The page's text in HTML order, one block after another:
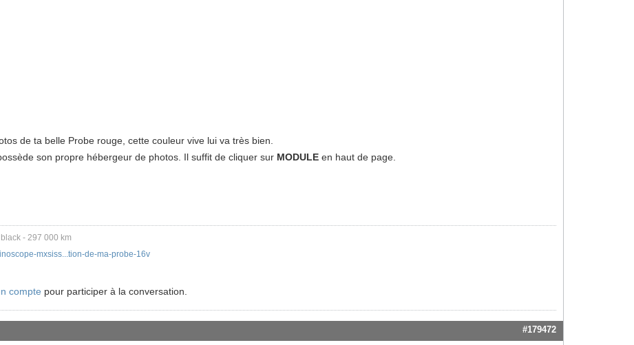
de ta belle Probe rouge, cette couleur vive lui va très bien.
son propre hébergeur de photos. Il suffit de cliquer sur MODULE en haut de page.
- 297 000 km
mxsiss...tion-de-ma-probe-16v
compte pour participer à la conversation.
#179472